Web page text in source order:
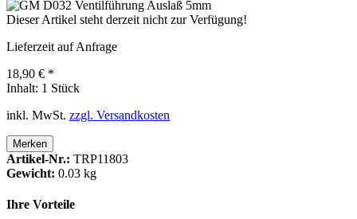
Dieser Artikel steht derzeit nicht zur Verfügung!
Lieferzeit auf Anfrage
18,90 € *
Inhalt: 1 Stück
inkl. MwSt. zzgl. Versandkosten
Merken
Artikel-Nr.: TRP11803
Gewicht: 0.03 kg
Ihre Vorteile